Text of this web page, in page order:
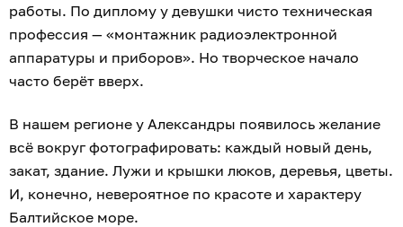
работы. По диплому у девушки чисто техническая
профессия — «монтажник радиоэлектронной
аппаратуры и приборов». Но творческое начало
часто берёт вверх.
В нашем регионе у Александры появилось желание
всё вокруг фотографировать: каждый новый день,
закат, здание. Лужи и крышки люков, деревья, цветы.
И, конечно, невероятное по красоте и характеру
Балтийское море.